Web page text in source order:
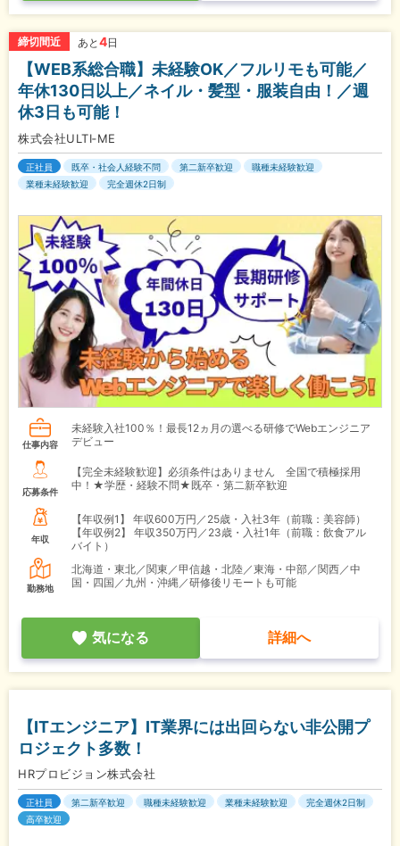
締切間近 あと 4日
【WEB系総合職】未経験OK／フルリモも可能／
年休130日以上／ネイル・髪型・服装自由！／週
休3日も可能！
株式会社ULTI‐ME
正社員 既卒・社会人経験不問 第二新卒歓迎
職種未経験歓迎
業種未経験歓迎
完全週休2日制
仕事内容
未経験入社100％！最長12ヵ月の選べる研修でWebエンジニア
デビュー
応募条件
【完全未経験歓迎】必須条件はありません 全国で積極採用
中！★学歴・経験不問★既卒・第二新卒歓迎
年収
【年収例1】
年収600万円／25歳・入社3年（前職：美容師）
【年収例2】
年収350万円／23歳・入社1年（前職：飲食アル
バイト）
勤務地
北海道・東北／関東／甲信越・北陸／東海・中部／関西／中
国・四国／九州・沖縄／研修後リモートも可能
気になる 詳細へ
【ITエンジニア】IT業界には出回らない非公開プ
ロジェクト多数！
HRプロビジョン株式会社
正社員 第二新卒歓迎 職種未経験歓迎 業種未経験歓迎
完全週休2日制
高卒歓迎